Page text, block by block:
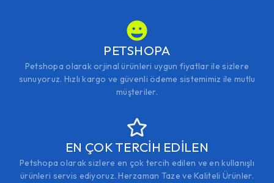
PETSHOPA
Petshopa olarak orjinal ürünleri uygun fiyatlar ile sizlere
sunuyoruz. Hızlı kargo ve güvenli ödeme sistemimiz ile mutlu
müşteriler.
EN ÇOK TERCİH EDİLEN
Petshopa olarak sizlere en çok tercih edilen ve en kullanışlı
ürünleri servis ediyoruz. Herzaman Taze ve Kaliteli Ürünler.